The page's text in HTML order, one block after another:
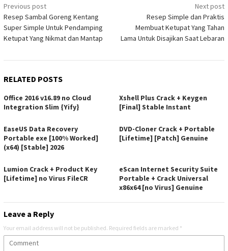
Post
navigation
Previous post
Resep Sambal Goreng Kentang
Super Simple Untuk Pendamping
Ketupat Yang Nikmat dan Mantap
Next post
Resep Simple dan Praktis
Membuat Ketupat Yang Tahan
Lama Untuk Disajikan Saat Lebaran
RELATED POSTS
Office 2016 v16.89 no Cloud
Integration Slim {Yify}
Xshell Plus Crack + Keygen
[Final] Stable Instant
EaseUS Data Recovery
Portable exe [100% Worked]
(x64) [Stable] 2026
DVD-Cloner Crack + Portable
[Lifetime] [Patch] Genuine
Lumion Crack + Product Key
[Lifetime] no Virus FileCR
eScan Internet Security Suite
Portable + Crack Universal
x86x64 [no Virus] Genuine
Leave a Reply
Your email address will not be published. Required fields are marked *